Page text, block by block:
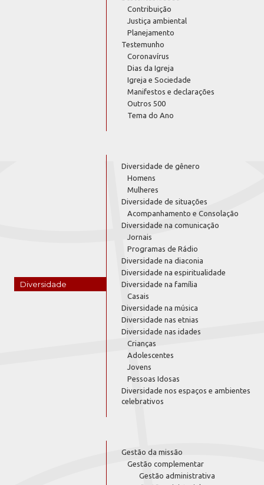
Contribuição
Justiça ambiental
Planejamento
Testemunho
Coronavírus
Dias da Igreja
Igreja e Sociedade
Manifestos e declarações
Outros 500
Tema do Ano
Diversidade
Diversidade de gênero
Homens
Mulheres
Diversidade de situações
Acompanhamento e Consolação
Diversidade na comunicação
Jornais
Programas de Rádio
Diversidade na diaconia
Diversidade na espiritualidade
Diversidade na família
Casais
Diversidade na música
Diversidade nas etnias
Diversidade nas idades
Crianças
Adolescentes
Jovens
Pessoas Idosas
Diversidade nos espaços e ambientes
celebrativos
Gestão da missão
Gestão complementar
Gestão administrativa